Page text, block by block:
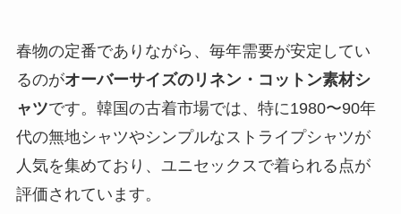
春物の定番でありながら、毎年需要が安定してい
るのがオーバーサイズのリネン・コットン素材シ
ャツです。韓国の古着市場では、特に1980〜90年
代の無地シャツやシンプルなストライプシャツが
人気を集めており、ユニセックスで着られる点が
評価されています。